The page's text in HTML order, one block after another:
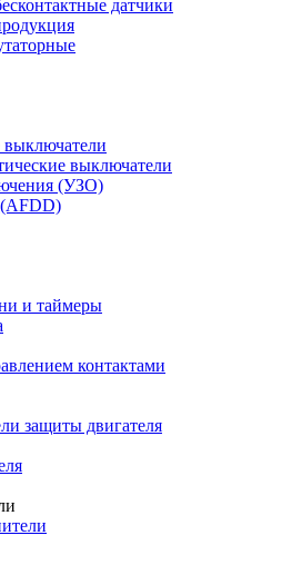
датчики
выключатели
выключатели
(УЗО)
(AFDD)
и таймеры
контактами
защиты двигателя